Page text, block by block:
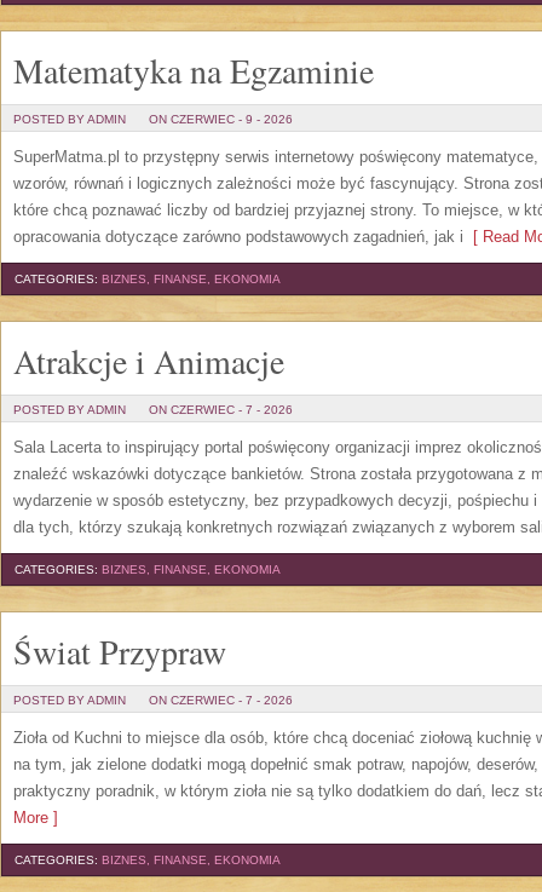
Matematyka na Egzaminie
POSTED BY ADMIN ON CZERWIEC - 9 - 2026
SuperMatma.pl to przystępny serwis internetowy poświęcony
wzorów, równań i logicznych zależności może być fascynujący. Strona
które chcą poznawać liczby od bardziej przyjaznej strony. To miejsce, w
opracowania dotyczące zarówno podstawowych zagadnień, jak i [ Read
CATEGORIES: BIZNES, FINANSE, EKONOMIA
Atrakcje i Animacje
POSTED BY ADMIN ON CZERWIEC - 7 - 2026
Sala Lacerta to inspirujący portal poświęcony organizacji imprez
znaleźć wskazówki dotyczące bankietów. Strona została przygotowana z
wydarzenie w sposób estetyczny, bez przypadkowych decyzji, pośpiechu
dla tych, którzy szukają konkretnych rozwiązań związanych z wyborem
CATEGORIES: BIZNES, FINANSE, EKONOMIA
Świat Przypraw
POSTED BY ADMIN ON CZERWIEC - 7 - 2026
Zioła od Kuchni to miejsce dla osób, które chcą doceniać ziołową
na tym, jak zielone dodatki mogą dopełnić smak potraw, napojów,
praktyczny poradnik, w którym zioła nie są tylko dodatkiem do dań, lecz
More ]
CATEGORIES: BIZNES, FINANSE, EKONOMIA